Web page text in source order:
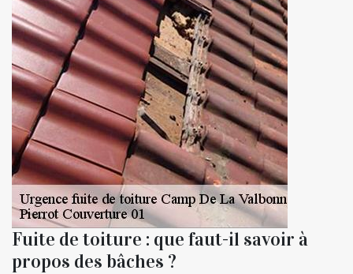
Fuite de toiture : que faut-il savoir à
propos des bâches ?